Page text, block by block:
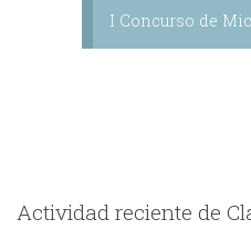
I Concurso de
Actividad reciente de